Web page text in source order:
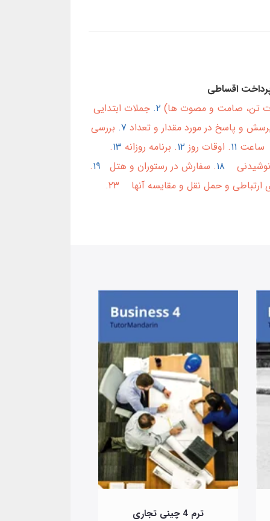
اقساطی
تن، صامت و مصوت ها) ۲. جملات ابتدایی
و پاسخ در مورد مقدار و تعداد ۷. بررسی
ساعت ۱۱. اوقات روز ۱۲. برنامه روزانه ۱۳.
۱۸. سفارش در رستوران و هتل ۱۹.
. صحبت در مورد راه های ارتباطی و حمل نقل و مقایسه آنها ۲۳.
ترم 4 چینی تجاری